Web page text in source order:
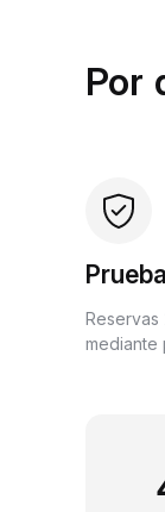
Por
Reservas
mediante